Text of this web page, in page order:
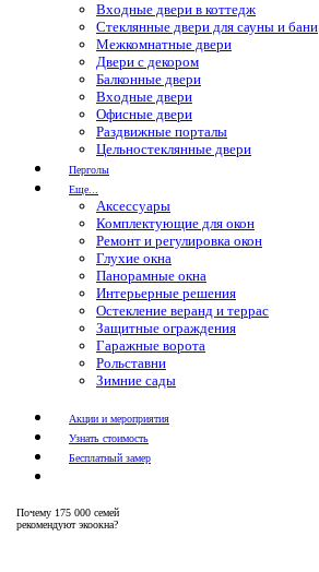
Входные двери в коттедж
Стеклянные двери для сауны и бани
Межкомнатные двери
Двери с декором
Балконные двери
Входные двери
Офисные двери
Раздвижные порталы
Цельностеклянные двери
Перголы
Еще...
Аксессуары
Комплектующие для окон
Ремонт и регулировка окон
Глухие окна
Панорамные окна
Интерьерные решения
Остекление веранд и террас
Защитные ограждения
Гаражные ворота
Рольставни
Зимние сады
Акции и мероприятия
Узнать стоимость
Бесплатный замер
Почему 175 000 семей
рекомендуют экоокна?